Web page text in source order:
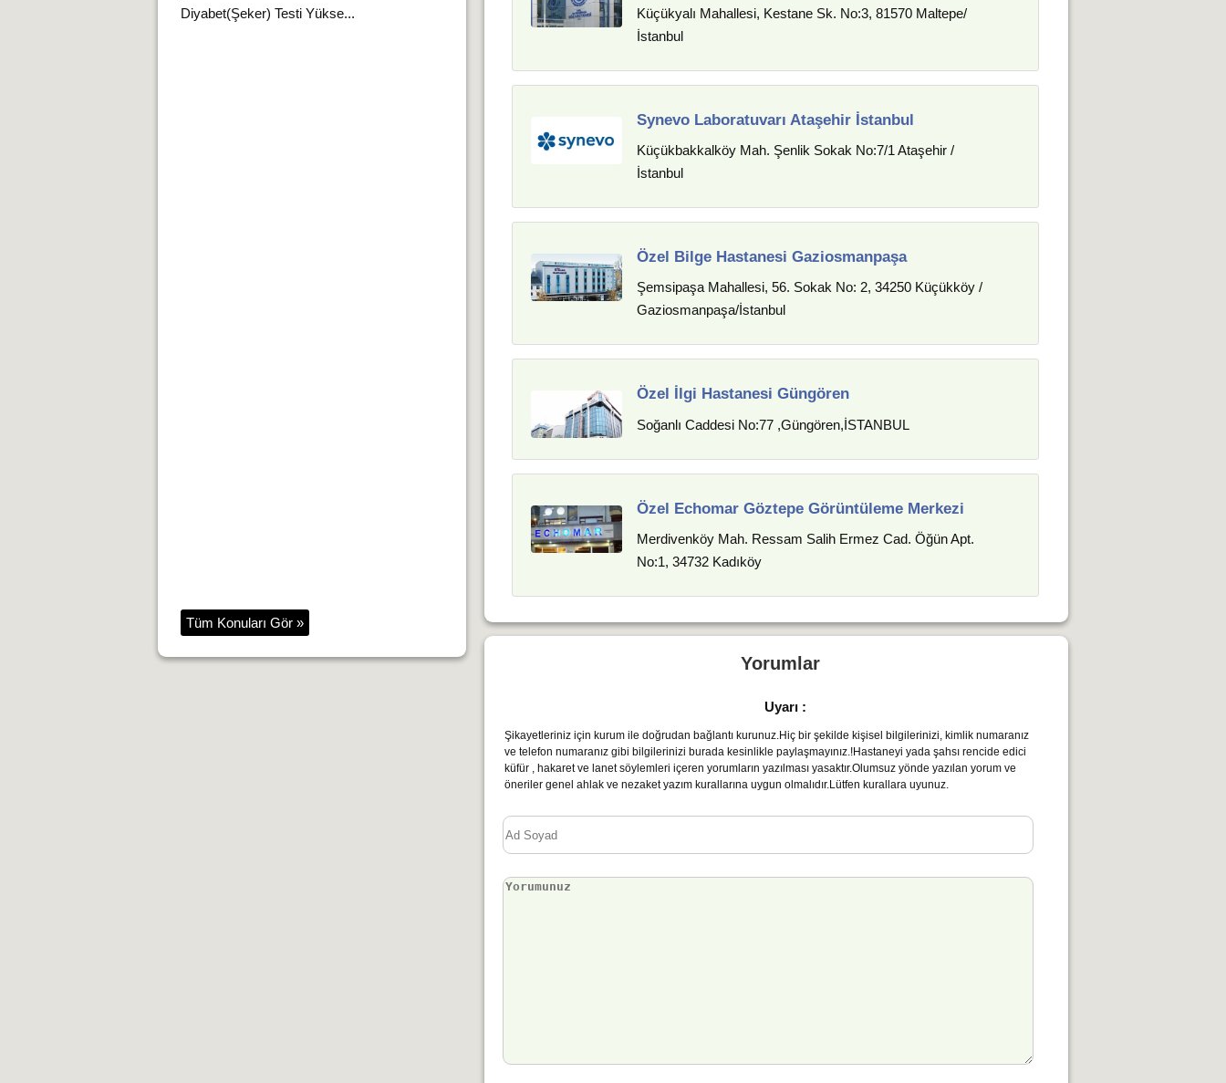
Küçükyalı Mahallesi, Kestane Sk. No:3, 81570 Maltepe/
İstanbul
Synevo Laboratuvarı Ataşehir İstanbul
Küçükbakkalköy Mah. Şenlik Sokak No:7/1 Ataşehir /
İstanbul
Özel Bilge Hastanesi Gaziosmanpaşa
Şemsipaşa Mahallesi, 56. Sokak No: 2, 34250 Küçükköy /
Gaziosmanpaşa/İstanbul
Özel İlgi Hastanesi Güngören
Soğanlı Caddesi No:77 ,Güngören,İSTANBUL
Özel Echomar Göztepe Görüntüleme Merkezi
Merdivenköy Mah. Ressam Salih Ermez Cad. Öğün Apt.
No:1, 34732 Kadıköy
Diyabet(Şeker) Testi Yükse...
Tüm Konuları Gör »
Yorumlar
Uyarı :
Şikayetleriniz için kurum ile doğrudan bağlantı kurunuz.Hiç bir şekilde kişisel bilgilerinizi, kimlik numaranız
ve telefon numaranız gibi bilgilerinizi burada kesinlikle paylaşmayınız.!Hastaneyi yada şahsı rencide edici
küfür , hakaret ve lanet söylemleri içeren yorumların yazılması yasaktır.Olumsuz yönde yazılan yorum ve
öneriler genel ahlak ve nezaket yazım kurallarına uygun olmalıdır.Lütfen kurallara uyunuz.